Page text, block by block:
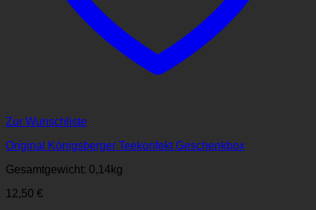
Zur Wunschliste
Original Königsberger Teekonfekt Geschenkbox
Gesamtgewicht: 0,14 kg
12,50 €